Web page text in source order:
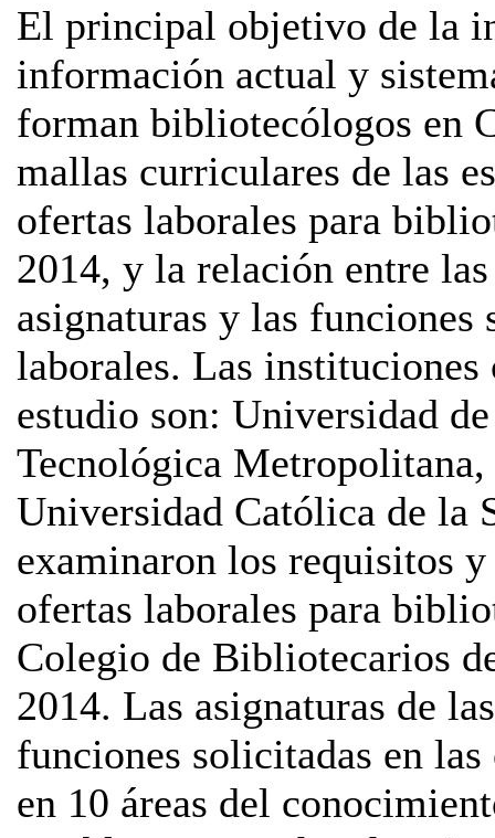
El principal objetivo de la
información actual y
forman bibliotecólogos en
mallas curriculares de las
ofertas laborales para
2014, y la relación entre
asignaturas y las funciones
laborales. Las instituciones
estudio son: Universidad
Tecnológica
Universidad Católica de la
examinaron los requisitos
ofertas laborales para
Colegio de Bibliotecarios
2014. Las asignaturas de
funciones solicitadas en
en 10 áreas del